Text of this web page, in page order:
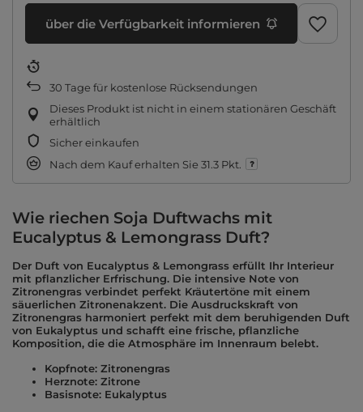
über die Verfügbarkeit informieren
30 Tage für kostenlose Rücksendungen
Dieses Produkt ist nicht in einem stationären Geschäft
erhältlich
Sicher einkaufen
Nach dem Kauf erhalten Sie 31.3 Pkt.
Wie riechen Soja Duftwachs mit
Eucalyptus & Lemongrass Duft?
Der Duft von Eucalyptus & Lemongrass erfüllt Ihr Interieur
mit pflanzlicher Erfrischung. Die intensive Note von
Zitronengras verbindet perfekt Kräutertöne mit einem
säuerlichen Zitronenakzent. Die Ausdruckskraft von
Zitronengras harmoniert perfekt mit dem beruhigenden Duft
von Eukalyptus und schafft eine frische, pflanzliche
Komposition, die die Atmosphäre im Innenraum belebt.
Kopfnote: Zitronengras
Herznote: Zitrone
Basisnote: Eukalyptus